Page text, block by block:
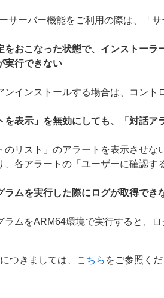
サーバー機能をご利用の際は、「
をおこなった状態で、インストー
実行できない
ンインストールする場合は、コン
を表示」を無効にしても、「対話
のリスト」のアラートを表示させ
、各アラートの「ユーザーに確認
ラムを実行した際にログが取得でき
ラムをARM64環境で実行すると、
つきましては、 こちら をご参照く